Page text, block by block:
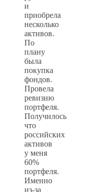
и
приобрела
несколько
активов.
По
плану
была
покупка
фондов.
Провела
ревизию
портфеля.
Получилось
что
российских
активов
у меня
60%
портфеля.
Именно
из-за